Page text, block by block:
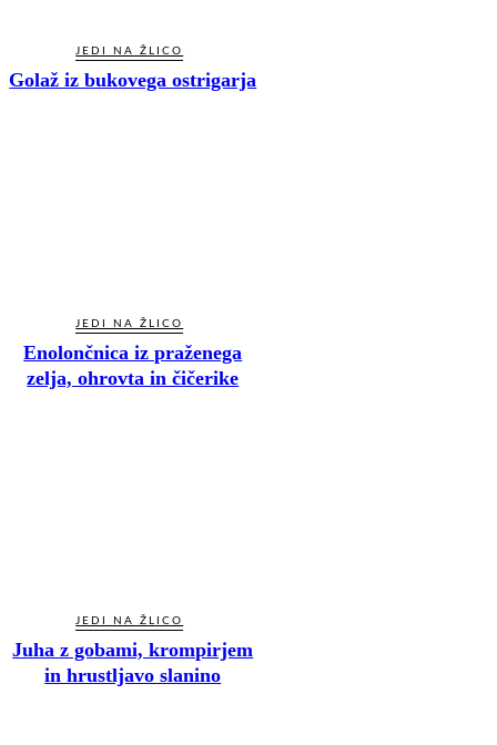
JEDI NA ŽLICO
Golaž iz bukovega ostrigarja
JEDI NA ŽLICO
Enolončnica iz praženega
zelja, ohrovta in čičerike
JEDI NA ŽLICO
Juha z gobami, krompirjem
in hrustljavo slanino